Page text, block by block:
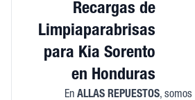
Recargas de
Limpiaparabrisas
para Kia Sorento
en Honduras
En ALLAS REPUESTOS, somos